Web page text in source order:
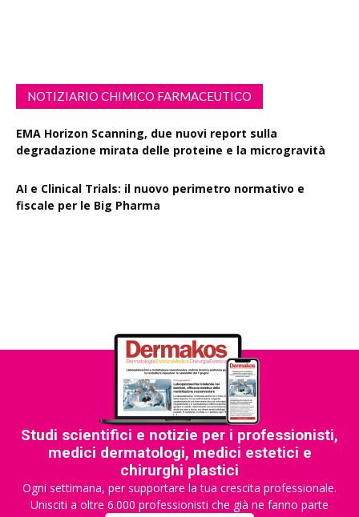
NOTIZIARIO CHIMICO FARMACEUTICO
EMA Horizon Scanning, due nuovi report sulla
degradazione mirata delle proteine e la microgravità
AI e Clinical Trials: il nuovo perimetro normativo e
fiscale per le Big Pharma
Studi scientifici e notizie per i professionisti,
medici dermatologi, medici estetici e
chirurghi plastici
Ogni settimana, per supportare la tua crescita professionale.
Unisciti a oltre 6.000 professionisti che già ne fanno parte